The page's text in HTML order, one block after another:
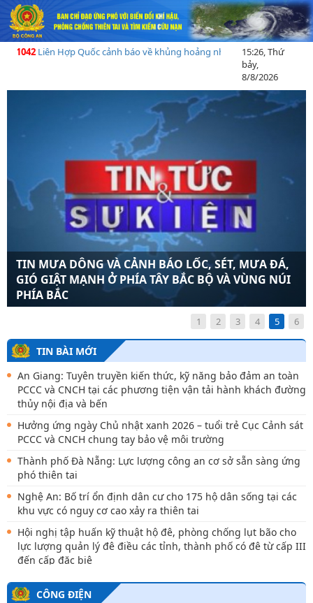
Liên Hợp Quốc cảnh báo về khủng hoảng nhân đạo tạI Madagascar
15:26, Thứ
bảy,
8/8/2026
TIN MƯA DÔNG VÀ CẢNH BÁO LỐC, SÉT, MƯA ĐÁ,
GIÓ GIẬT MẠNH Ở PHÍA TÂY BẮC BỘ VÀ VÙNG NÚI
PHÍA BẮC
CẢNH BÁO MƯA DÔNG TRÊN KHU VỰC NỘI
THÀNH HÀ NỘI
1 2 3 4 5 6
TIN BÀI MỚI
An Giang: Tuyên truyền kiến thức, kỹ năng bảo đảm an toàn
PCCC và CNCH tại các phương tiện vận tải hành khách đường
thủy nội địa và bến
Hưởng ứng ngày Chủ nhật xanh 2026 – tuổi trẻ Cục Cảnh sát
PCCC và CNCH chung tay bảo vệ môi trường
Thành phố Đà Nẵng: Lực lượng công an cơ sở sẵn sàng ứng
phó thiên tai
Nghệ An: Bố trí ổn định dân cư cho 175 hộ dân sống tại các
khu vực có nguy cơ cao xảy ra thiên tai
Hội nghị tập huấn kỹ thuật hộ đê, phòng chống lụt bão cho
lực lượng quản lý đê điều các tỉnh, thành phố có đê từ cấp III
đến cấp đặc biệ
Cà Mau: Mưa lớn kèm lốc xoáy làm 1 người bị thương, 54 căn
nhà bị ảnh hưởng
CÔNG ĐIỆN